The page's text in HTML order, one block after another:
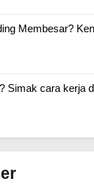
Membesar?
Simak cara kerja